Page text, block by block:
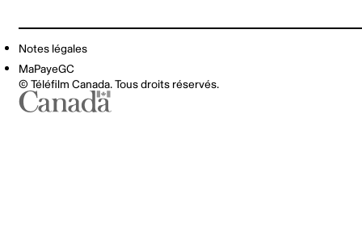
Notes légales
MaPayeGC
© Téléfilm Canada. Tous droits réservés.